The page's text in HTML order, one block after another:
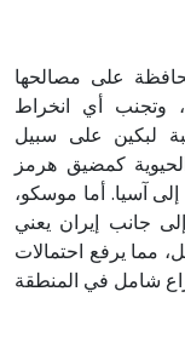
على مصالحها
وتجنب أي انخراط
لبكين على سبيل
كمضيق هرمز
آسيا. أما موسكو،
جانب إيران يعني
مما يرفع احتمالات